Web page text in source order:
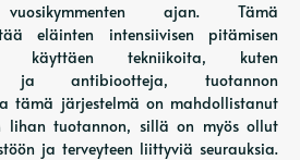
vuosikymmenten ajan. Tämä
eläinten intensiivisen pitämisen
käyttäen tekniikoita, kuten
ja antibiootteja, tuotannon
tämä järjestelmä on mahdollistanut
lihan tuotannon, sillä on myös ollut
ja terveyteen liittyviä seurauksia.